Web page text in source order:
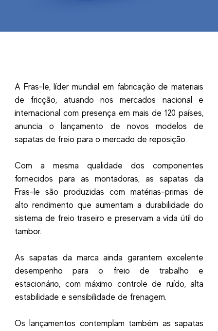
A Fras-le, líder mundial em fabricação de materiais
de fricção, atuando nos mercados nacional e
internacional com presença em mais de 120 países,
anuncia o lançamento de novos modelos de
sapatas de freio para o mercado de reposição.
Com a mesma qualidade dos componentes
fornecidos para as montadoras, as sapatas da
Fras-le são produzidas com matérias-primas de
alto rendimento que aumentam a durabilidade do
sistema de freio traseiro e preservam a vida útil do
tambor.
As sapatas da marca ainda garantem excelente
desempenho para o freio de trabalho e
estacionário, com máximo controle de ruído, alta
estabilidade e sensibilidade de frenagem.
Os lançamentos contemplam também as sapatas